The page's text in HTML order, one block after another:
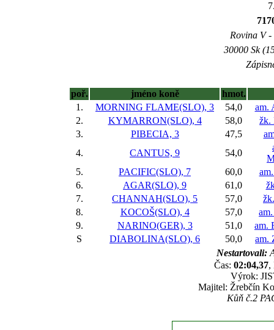
Rovina V
30000 Sk
poř. jméno koně
hmot.
1.
MORNING FLAME(SLO), 3 54,0
am.
2.
KYMARRON(SLO), 4 58,0
žk.
3.
PIBECIA, 3 47,5
4.
CANTUS, 9 54,0
5.
PACIFIC(SLO), 7 60,0
6.
AGAR(SLO), 9 61,0
7.
CHANNAH(SLO), 5 57,0
8.
KOCOŠ(SLO), 4 57,0
9.
NARINO(GER), 3 51,0
am.
S
DIABOLINA(SLO), 6 50,0
am.
Nestartovali:
Čas: 02:04,37,
Výrok:
Majitel: Žrebčín
Kůň č.2